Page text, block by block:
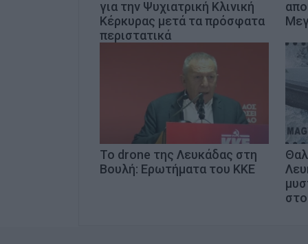
για την Ψυχιατρική Κλινική
Κέρκυρας μετά τα πρόσφατα
περιστατικά
Το drone της Λευκάδας στη
Βουλή: Ερωτήματα του ΚΚΕ
στο